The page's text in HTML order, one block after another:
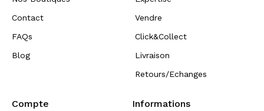
Contact
FAQs
Blog
Vendre
Click&Collect
Livraison
Retours/Echanges
Compte Informations